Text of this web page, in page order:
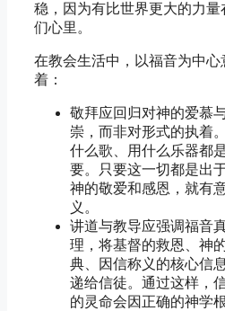
稳，因为有比世界更大的力量
们心里。
在教会生活中，以福音为中心
着：
敬拜应回归对神的爱慕
崇，而非对形式的执着
什么歌、用什么乐器都
要。只要这一切都是出
神的敬爱和感恩，就有
义。
讲道与教导应强调福音
理，将基督的救恩、神
典、因信称义的核心信
递给信徒。通过这样，
的灵命会因正确的神学